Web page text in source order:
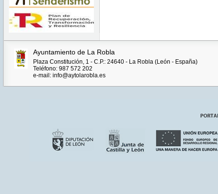
Ayuntamiento de La Robla
Plaza Constitución, 1 - C.P.: 24640 - La Robla (León - España)
Teléfono: 987 572 202
e-mail: info@aytolarobla.es